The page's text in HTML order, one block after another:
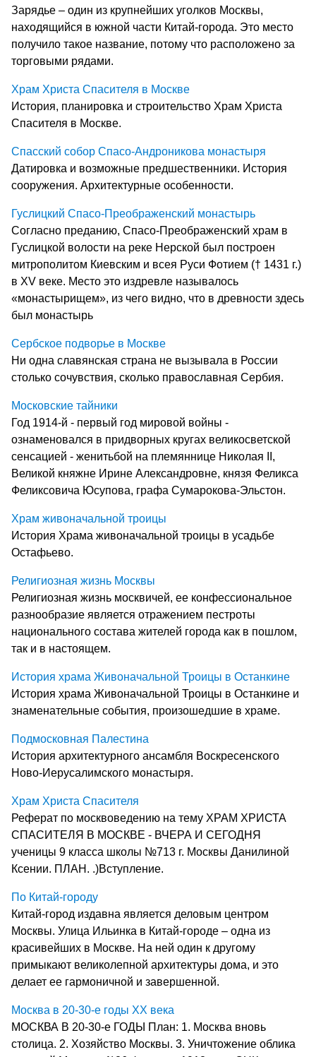
Зарядье – один из крупнейших уголков Москвы,
находящийся в южной части Китай-города. Это место
получило такое название, потому что расположено за
торговыми рядами.
Храм Христа Спасителя в Москве
История, планировка и строительство Храм Христа
Спасителя в Москве.
Спасский собор Спасо-Андроникова монастыря
Датировка и возможные предшественники. История
сооружения. Архитектурные особенности.
Гуслицкий Спасо-Преображенский монастырь
Согласно преданию, Спасо-Преображенский храм в
Гуслицкой волости на реке Нерской был построен
митрополитом Киевским и всея Руси Фотием († 1431 г.)
в XV веке. Место это издревле называлось
«монастырищем», из чего видно, что в древности здесь
был монастырь
Сербское подворье в Москве
Ни одна славянская страна не вызывала в России
столько сочувствия, сколько православная Сербия.
Московские тайники
Год 1914-й - первый год мировой войны -
ознаменовался в придворных кругах великосветской
сенсацией - женитьбой на племяннице Николая II,
Великой княжне Ирине Александровне, князя Феликса
Феликсовича Юсупова, графа Сумарокова-Эльстон.
Храм живоначальной троицы
История Храма живоначальной троицы в усадьбе
Остафьево.
Религиозная жизнь Москвы
Религиозная жизнь москвичей, ее конфессиональное
разнообразие является отражением пестроты
национального состава жителей города как в пошлом,
так и в настоящем.
История храма Живоначальной Троицы в Останкине
История храма Живоначальной Троицы в Останкине и
знаменательные события, произошедшие в храме.
Подмосковная Палестина
История архитектурного ансамбля Воскресенского
Ново-Иерусалимского монастыря.
Храм Христа Спасителя
Реферат по москвоведению на тему ХРАМ ХРИСТА
СПАСИТЕЛЯ В МОСКВЕ - ВЧЕРА И СЕГОДНЯ
ученицы 9 класса школы №713 г. Москвы Данилиной
Ксении. ПЛАН. .)Вступление.
По Китай-городу
Китай-город издавна является деловым центром
Москвы. Улица Ильинка в Китай-городе – одна из
красивейших в Москве. На ней один к другому
примыкают великолепной архитектуры дома, и это
делает ее гармоничной и завершенной.
Москва в 20-30-е годы ХХ века
МОСКВА В 20-30-е ГОДЫ План: 1. Москва вновь
столица. 2. Хозяйство Москвы. 3. Уничтожение облика